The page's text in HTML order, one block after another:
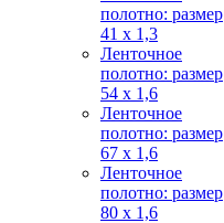
полотно: размер
41 х 1,3
Ленточное
полотно: размер
54 х 1,6
Ленточное
полотно: размер
67 х 1,6
Ленточное
полотно: размер
80 х 1,6